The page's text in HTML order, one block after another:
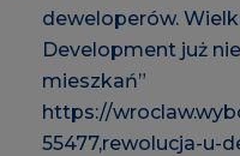
deweloperów.
Development już
mieszkań”
https://
55477,rewolucja-u-